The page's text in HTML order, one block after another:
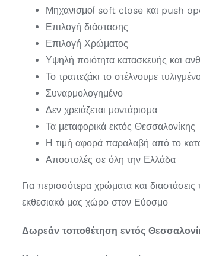
Μηχανισμοί soft close και push
Επιλογή διάστασης
Επιλογή Χρώματος
Υψηλή ποιότητα κατασκευής και
Το τραπεζάκι το στέλνουμε
Συναρμολογημένο
Δεν χρειάζεται μοντάρισμα
Τα μεταφορικά εκτός
Η τιμή αφορά παραλαβή από το
Αποστολές σε όλη την Ελλάδα
Για περισσότερα χρώματα και
εκθεσιακό μας χώρο στον Εύοσμο
Δωρεάν τοποθέτηση εντός